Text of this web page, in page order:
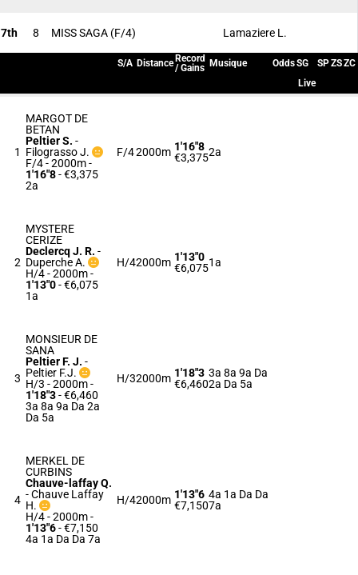
7th 8 MISS SAGA (F/4) Lamaziere L.
S/A Distance Record
/ Gains Musique OddsSG SPZSZC
Live
1
MARGOT DE
BETAN
Peltier S. -
Filograsso J.
F/4 - 2000m-
1'16"8- €3,375
2a
F/42000m 1'16"8
€3,3752a
2
MYSTERE
CERIZE
Declercq J. R. -
Duperche A.
H/4 - 2000m-
1'13"0- €6,075
1a
H/42000m 1'13"0
€6,0751a
3
MONSIEUR DE
SANA
Peltier F. J. -
Peltier F.J.
H/3 - 2000m-
1'18"3- €6,460
3a 8a 9a Da 2a
Da 5a
H/32000m 1'18"3
€6,460
3a 8a 9a Da
2a Da 5a
4
MERKEL DE
CURBINS
Chauve-laffay Q.
-Chauve Laffay
H.
H/4 - 2000m-
1'13"6- €7,150
4a 1a Da Da 7a
H/42000m 1'13"6
€7,150
4a 1a Da Da
7a